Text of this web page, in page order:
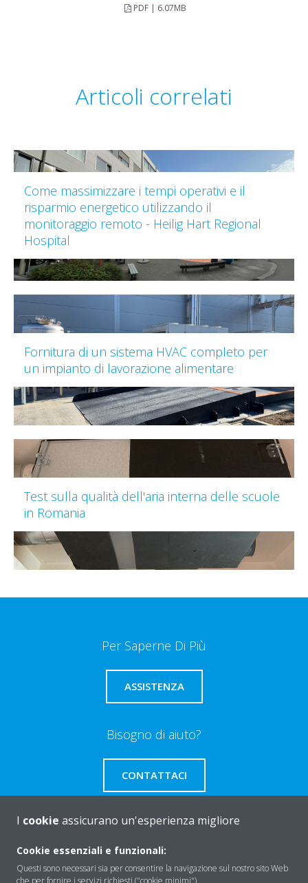
PDF | 6.07MB
Articoli correlati
Come massimizzare i tempi operativi e il
risparmio energetico utilizzando il
monitoraggio remoto - Heilig Hart Regional
Hospital
Fornitura di un sistema HVAC completo per
un impianto di lavorazione alimentare
Test sulla qualità dell'aria interna delle scuole
in Romania
Per Saperne Di Più
ASSISTENZA
Bisogno di aiuto?
CONTATTACI
About Daikin
I cookie assicurano un'esperienza migliore
Cookie essenziali e funzionali:
Questi sono necessari sia per consentire la navigazione sul nostro sito Web
che per fornire i servizi richiesti ("cookie minimi").